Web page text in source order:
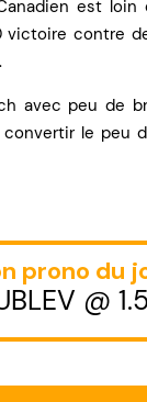
est loin
victoire contre
avec peu de
le peu
prono du
@